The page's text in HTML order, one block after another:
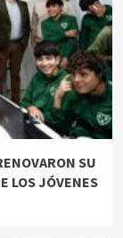
SU
LOS JÓVENES